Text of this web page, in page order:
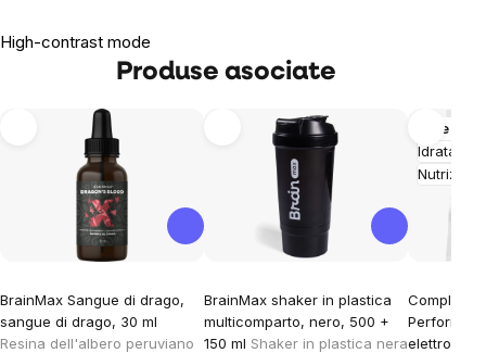
High-contrast mode
Produse asociate
BrainMax Sangue di drago,
sangue di drago, 30 ml
Resina dell'albero peruviano
BrainMax shaker in plastica
multicomparto, nero, 500 +
150 ml Shaker in plastica nera
Altre
elettroliti,